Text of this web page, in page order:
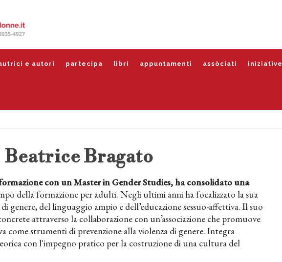
e autori partecipa libri appuntamenti assòciati iniziative
Beatrice Bragato
con un Master in Gender Studies, ha consolidato una
della formazione per adulti. Negli ultimi anni ha focalizzato la sua
genere, del linguaggio ampio e dell’educazione sessuo-affettiva. Il suo
attraverso la collaborazione con un’associazione che promuove
come strumenti di prevenzione alla violenza di genere. Integra
con l'impegno pratico per la costruzione di una cultura del